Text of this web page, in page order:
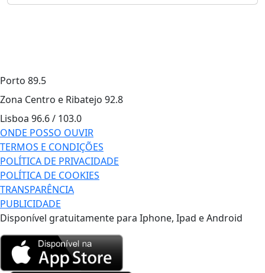
Porto 89.5
Zona Centro e Ribatejo 92.8
Lisboa 96.6 / 103.0
ONDE POSSO OUVIR
TERMOS E CONDIÇÕES
POLÍTICA DE PRIVACIDADE
POLÍTICA DE COOKIES
TRANSPARÊNCIA
PUBLICIDADE
Disponível gratuitamente para Iphone, Ipad e Android